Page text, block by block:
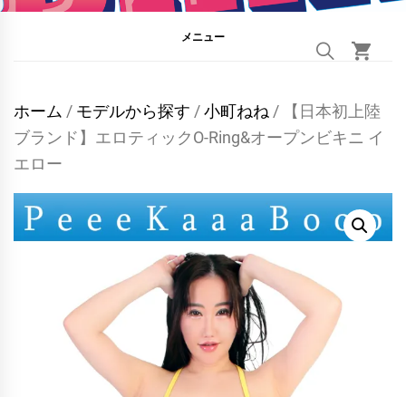
メニュー
ホーム / モデルから探す /小町ねね / 【日本初上陸
ブランド】エロティックO-Ring&オープンビキニ イ
エロー